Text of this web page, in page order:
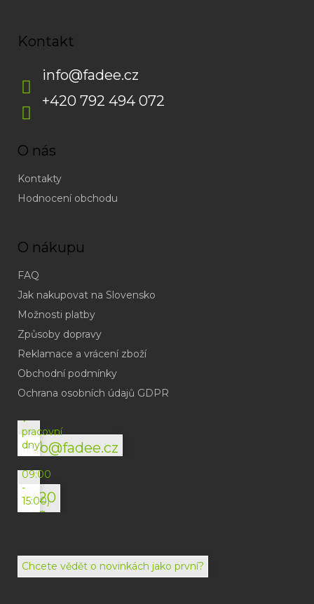
Kontakt
info@fadee.cz
+420 792 494 072
O nás
Kontakty
Hodnocení obchodu
O nákupu
FAQ
Jak nakupovat na Slovensko
Možnosti platby
Způsoby dopravy
Reklamace a vrácení zboží
Obchodní podmínky
Ochrana osobních údajů GDPR
info@fadee.cz
(odpověď
do
v
pracovní
dny)
+420
792
072
(Po-
09:00
-
15:00)
Chcete vědět o novinkách jako první?